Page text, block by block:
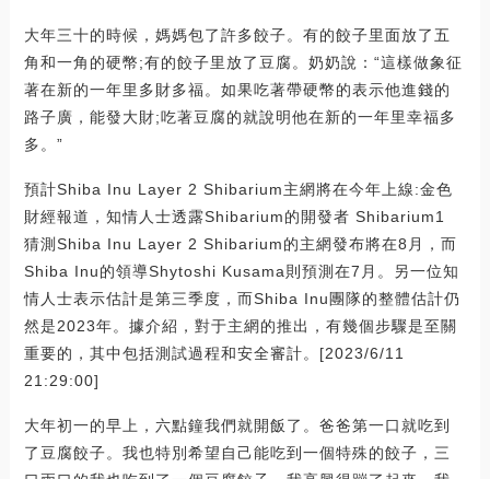
大年三十的時候，媽媽包了許多餃子。有的餃子里面放了五
角和一角的硬幣;有的餃子里放了豆腐。奶奶說：“這樣做象征
著在新的一年里多財多福。如果吃著帶硬幣的表示他進錢的
路子廣，能發大財;吃著豆腐的就說明他在新的一年里幸福多
多。”
預計Shiba Inu Layer 2 Shibarium主網將在今年上線:金色
財經報道，知情人士透露Shibarium的開發者 Shibarium1
猜測Shiba Inu Layer 2 Shibarium的主網發布將在8月，而
Shiba Inu的領導Shytoshi Kusama則預測在7月。另一位知
情人士表示估計是第三季度，而Shiba Inu團隊的整體估計仍
然是2023年。據介紹，對于主網的推出，有幾個步驟是至關
重要的，其中包括測試過程和安全審計。[2023/6/11
21:29:00]
大年初一的早上，六點鐘我們就開飯了。爸爸第一口就吃到
了豆腐餃子。我也特別希望自己能吃到一個特殊的餃子，三